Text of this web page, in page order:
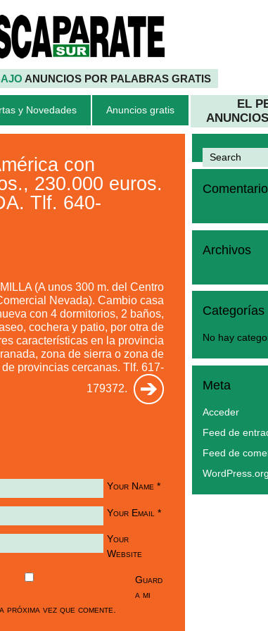
ANUNCIOS POR PALABRAS GRATIS
y Novedades Anuncios gratis
EL
con
230.000 euros.
Tlf. 640-
(A unos 300 m. del Centro
Nevada). Cambio casa
con 4 dormitorios, 2 baños,
cochera y patio, por otra de
características en la provincia
zona de sierra o zona de
provincias cercanas. Tlf. 617-
179372.
Your Name *
Your Email *
Your
Website
Guard
a mi
vez que comente.
Archivos
Categorías
No hay
Meta
Acceder
Feed de
Feed de
WordPress.org